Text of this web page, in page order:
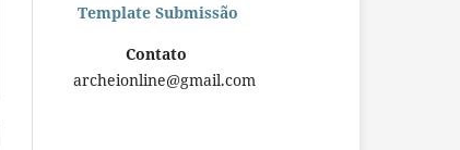
Template Submissão
Contato
archeionline@gmail.com